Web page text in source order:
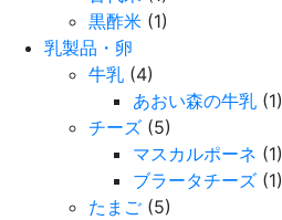
黒酢米 (1)
乳製品・卵
牛乳 (4)
あおい森の牛乳 (1)
チーズ (5)
マスカルポーネ (1)
ブラータチーズ (1)
たまご (5)